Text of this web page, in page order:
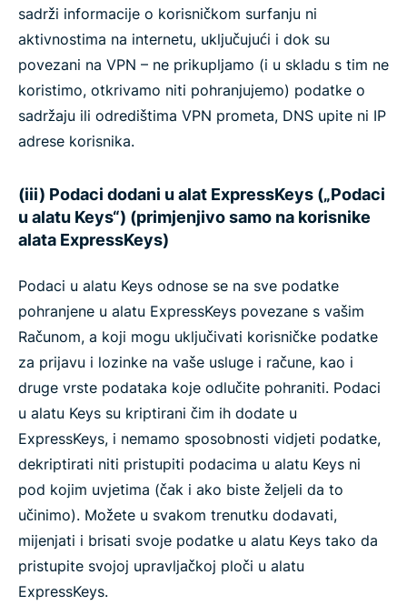
sadrži informacije o korisničkom surfanju ni
aktivnostima na internetu, uključujući i dok su
povezani na VPN – ne prikupljamo (i u skladu s tim ne
koristimo, otkrivamo niti pohranjujemo) podatke o
sadržaju ili odredištima VPN prometa, DNS upite ni IP
adrese korisnika.
(iii) Podaci dodani u alat ExpressKeys („Podaci
u alatu Keys“) (primjenjivo samo na korisnike
alata ExpressKeys)
Podaci u alatu Keys odnose se na sve podatke
pohranjene u alatu ExpressKeys povezane s vašim
Računom, a koji mogu uključivati korisničke podatke
za prijavu i lozinke na vaše usluge i račune, kao i
druge vrste podataka koje odlučite pohraniti. Podaci
u alatu Keys su kriptirani čim ih dodate u
ExpressKeys, i nemamo sposobnosti vidjeti podatke,
dekriptirati niti pristupiti podacima u alatu Keys ni
pod kojim uvjetima (čak i ako biste željeli da to
učinimo). Možete u svakom trenutku dodavati,
mijenjati i brisati svoje podatke u alatu Keys tako da
pristupite svojoj upravljačkoj ploči u alatu
ExpressKeys.